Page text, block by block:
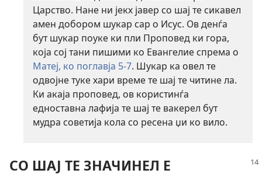
Царство. Нане ни јекх јавер со шај те сикавел
амен добором шукар сар о Исус. Ов денѓа
бут шукар поуке ки пли Проповед ки гора,
која сој тани пишими ко Евангелие спрема о
Матеј, ко поглавја 5-7. Шукар ка овел те
одвојне туке хари време те шај те читине ла.
Ки акаја проповед, ов користинѓа
едноставна лафија те шај те вакерел бут
мудра советија кола со ресена џи ко вило.
СО ШАЈ ТЕ ЗНАЧИНЕЛ Е